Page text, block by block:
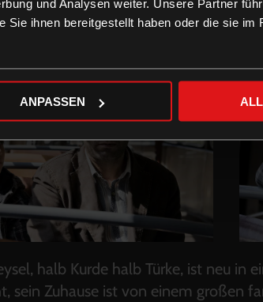
und Analysen weiter. Unsere Partner
ihnen bereitgestellt haben oder die sie im
ANPASSEN
halb Kurde halb Türke, ist neu in
sein Zuhause ist von einem großen